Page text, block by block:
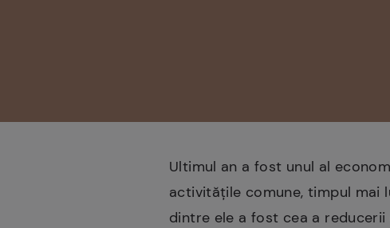
Ultimul an a fost unul al
activitățile comune, timpul mai
dintre ele a fost cea a